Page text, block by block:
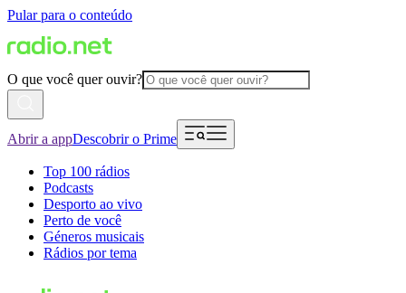
Pular para o conteúdo
O que você quer ouvir?
Abrir a appDescobrir o Prime
Top 100 rádios
Podcasts
Desporto ao vivo
Perto de você
Géneros musicais
Rádios por tema